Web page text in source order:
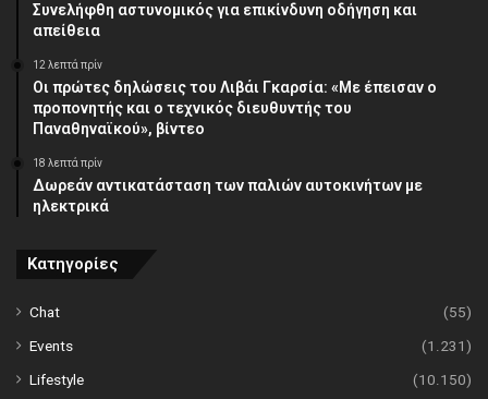
Συνελήφθη αστυνομικός για επικίνδυνη οδήγηση και
απείθεια
12 λεπτά πρίν
Οι πρώτες δηλώσεις του Λιβάι Γκαρσία: «Με έπεισαν ο
προπονητής και ο τεχνικός διευθυντής του
Παναθηναϊκού», βίντεο
18 λεπτά πρίν
Δωρεάν αντικατάσταση των παλιών αυτοκινήτων με
ηλεκτρικά
Κατηγορίες
Chat
(55)
Events
(1.231)
Lifestyle
(10.150)